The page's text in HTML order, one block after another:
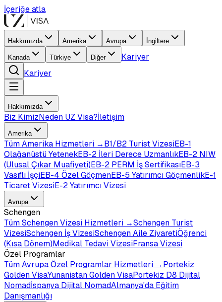
İçeriğe atla
Hakkımızda Amerika Avrupa İngiltere
Kanada Türkiye Diğer
Kariyer
Kariyer
Hakkımızda
Biz KimizNeden UZ Visa?İletişim
Amerika
TümAmerika Hizmetleri →B1/B2 Turist VizesiEB-1
Olağanüstü YetenekEB-2 İleri Derece UzmanlıkEB-2 NIW
(Ulusal Çıkar Muafiyeti)EB-2 PERM İş SertifikasıEB-3
Vasıflı İşçiEB-4 Özel GöçmenEB-5 Yatırımcı GöçmenlikE-1
Ticaret VizesiE-2 Yatırımcı Vizesi
Avrupa
Schengen
TümSchengen Vizesi Hizmetleri →Schengen Turist
VizesiSchengen İş VizesiSchengen Aile ZiyaretiÖğrenci
(Kısa Dönem)Medikal Tedavi VizesiFransa Vizesi
Özel Programlar
TümAvrupa Özel Programlar Hizmetleri →Portekiz
Golden VisaYunanistan Golden VisaPortekiz D8 Dijital
Nomadİspanya Dijital NomadAlmanya'da Eğitim
Danışmanlığı